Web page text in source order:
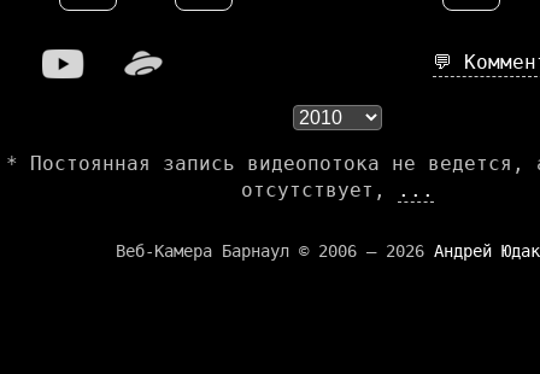
💬
* Постоянная запись видеопотока не ведется,
отсутствует,
...
Веб-Камера Барнаул © 2006 — 2026 Андрей